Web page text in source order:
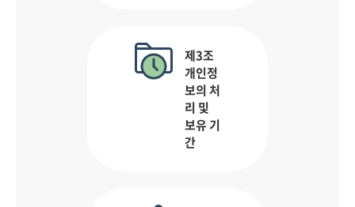
제3조
개인정
보의 처
리 및
보유 기
간